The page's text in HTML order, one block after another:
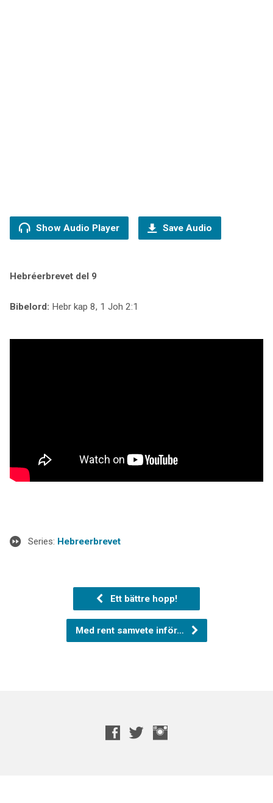
Show Audio Player Save Audio
Hebréerbrevet del 9
Bibelord: Hebr kap 8, 1 Joh 2:1
Series: Hebreerbrevet
Ett bättre hopp!
Med rent samvete inför…